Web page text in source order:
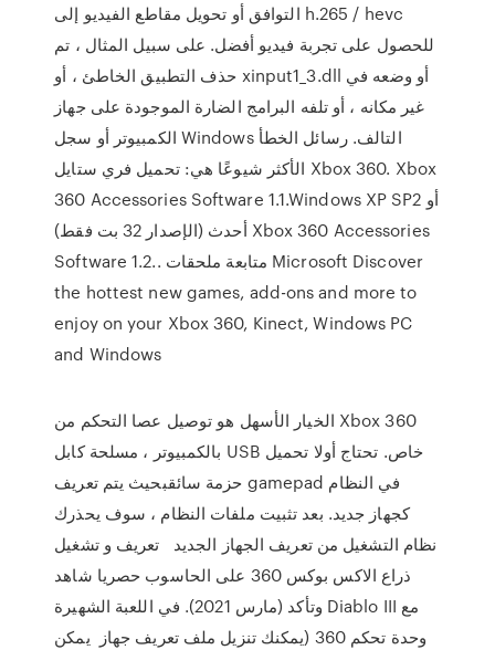
التوافق أو تحويل مقاطع الفيديو إلى h.265 / hevc
للحصول على تجربة فيديو أفضل. على سبيل المثال ، تم
حذف التطبيق الخاطئ ، أو xinput1_3.dll أو وضعه في
غير مكانه ، أو تلفه البرامج الضارة الموجودة على جهاز
الكمبيوتر أو سجل Windows التالف. رسائل الخطأ
الأكثر شيوعًا هي: تحميل فري ستايل Xbox 360. Xbox
360 Accessories Software 1.1.Windows XP SP2 أو
أحدث (الإصدار 32 بت فقط) Xbox 360 Accessories
Software 1.2.. متابعة ملحقات Microsoft Discover
the hottest new games, add-ons and more to
enjoy on your Xbox 360, Kinect, Windows PC
and Windows
الخيار الأسهل هو توصيل عصا التحكم من Xbox 360
بالكمبيوتر ، مسلحة كابل USB خاص. تحتاج أولا تحميل
حزمة سائقبحيث يتم تعريف gamepad في النظام
كجهاز جديد. بعد تثبيت ملفات النظام ، سوف يحذرك
نظام التشغيل من تعريف الجهاز الجديد تعريف و تشغيل
ذراع الاكس بوكس 360 على الحاسوب حصريا شاهد
وتأكد (مارس 2021). في اللعبة الشهيرة Diablo III مع
وحدة تحكم 360 (يمكنك تنزيل ملف تعريف جهاز يمكن